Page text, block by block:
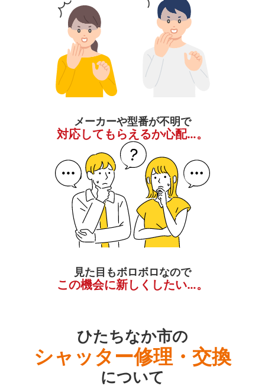
メーカーや型番が不明で
対応してもらえるか心配…。
見た目もボロボロなので
この機会に新しくしたい…。
ひたちなか市の
シャッター修理・交換
について